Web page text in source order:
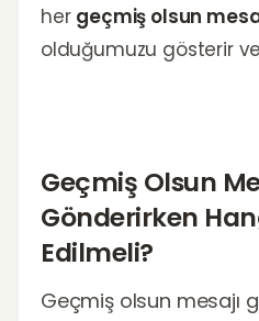
her geçmiş olsun
olduğumuzu gösterir
Geçmiş Olsun
Gönderirken
Edilmeli?
Geçmiş olsun mesajı